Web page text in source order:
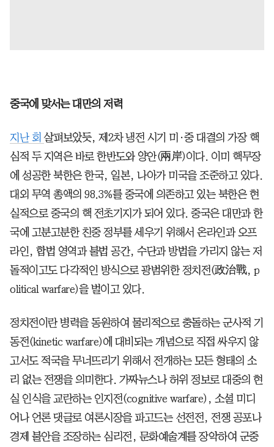
중국에 맞서는 대만의 저력
지난 회살펴보았듯, 제2차 냉전 시기 미·중 대결의 가장 핵
심적 두 지역은 바로 한반도와 양안(兩岸)이다. 이미 핵무장
에 성공한 북한은 한국, 일본, 나아가 미국을 조준하고 있다.
대외 무역 총액의 98.3%를 중국에 의존하고 있는 북한은 현
실적으로 중국의 핵 전초기지가 되어 있다. 중국은 대만과 한
국에 고분고분한 친중 정부를 세우기 위해서 온라인과 오프
라인, 합법 영역과 불법 공간, 수단과 방법을 가리지 않는 저
돌적이고도 다각적인 방식으로 광범위한 정치전(政治戰, p
olitical warfare)을 벌이고 있다.
정치전이란 병력을 동원하여 물리적으로 충돌하는 군사적 기
동전(kinetic warfare)에 대비되는 개념으로 직접 싸우지 않
고서도 적국을 무너뜨리기 위해서 전개하는 모든 형태의 소
리 없는 전쟁을 의미한다. 가짜뉴스나 허위 정보로 대중의 현
실 인식을 교란하는 인지전(cognitive warfare), 소셜 미디
어나 언론 댓글로 여론시장을 파고드는 선전전, 전쟁 공포나
경제 불안을 조장하는 심리전, 문화예술계를 장악하여 군중